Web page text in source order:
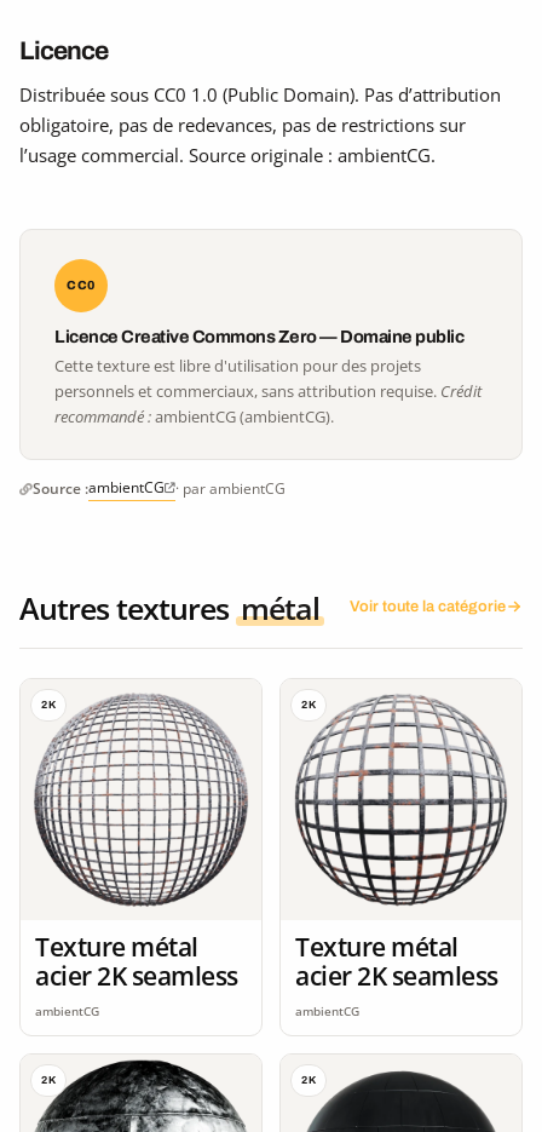
Licence
Distribuée sous CC0 1.0 (Public Domain). Pas d’attribution
obligatoire, pas de redevances, pas de restrictions sur
l’usage commercial. Source originale : ambientCG.
CC0
Licence Creative Commons Zero — Domaine public
Cette texture est libre d'utilisation pour des projets
personnels et commerciaux, sans attribution requise. Crédit
recommandé :ambientCG (ambientCG).
Source :ambientCG · par ambientCG
Autres textures métal Voir toute la catégorie
2K
Texture métal
acier 2K seamless
ambientCG
2K
Texture métal
acier 2K seamless
ambientCG
2K 2K